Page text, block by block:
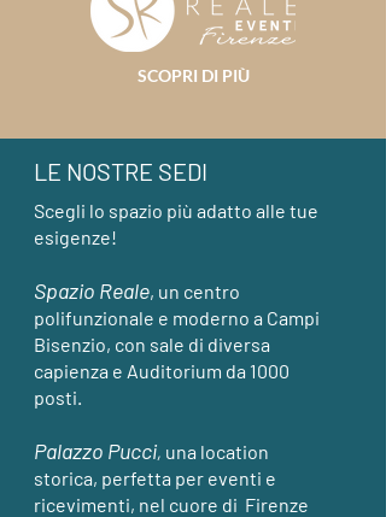
SCOPRI DI PIÙ
LE NOSTRE SEDI
Scegli lo spazio più adatto alle tue
esigenze!
Spazio Reale, un centro
polifunzionale e moderno a Campi
Bisenzio, con sale di diversa
capienza e Auditorium da 1000
posti.
Palazzo Pucci, una location
storica, perfetta per eventi e
ricevimenti, nel cuore di Firenze